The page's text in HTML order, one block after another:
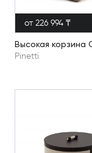
от 226 994 ₸
Высокая корзина
Pinetti